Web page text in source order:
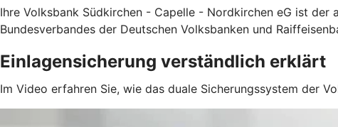
Ihre Volksbank Südkirchen - Capelle - Nordkirchen eG ist
Bundesverbandes der Deutschen Volksbanken und
Einlagensicherung verständlich erklärt
Im Video erfahren Sie, wie das duale Sicherungssystem der